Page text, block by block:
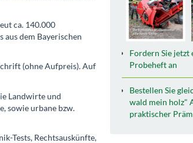
ca. 140.000
dem Bayerischen
(ohne Aufpreis). Auf
Landwirte und
sowie urbane bzw.
Tests, Rechtsauskünfte,
Fordern Sie jetzt
Probeheft an
Bestellen Sie
wald mein holz"
praktischer